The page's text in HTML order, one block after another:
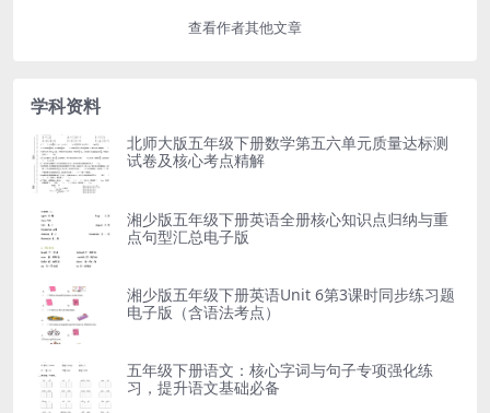
查看作者其他文章
学科资料
北师大版五年级下册数学第五六单元质量达标测
试卷及核心考点精解
湘少版五年级下册英语全册核心知识点归纳与重
点句型汇总电子版
湘少版五年级下册英语Unit 6第3课时同步练习题
电子版（含语法考点）
五年级下册语文：核心字词与句子专项强化练
习，提升语文基础必备